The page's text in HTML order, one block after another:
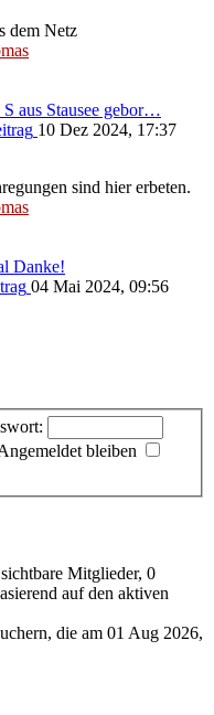
dem Netz
aus Stausee gebor…
10 Dez 2024, 17:37
sind hier erbeten.
Danke!
04 Mai 2024, 09:56
bleiben
Mitglieder, 0
auf den aktiven
die am 01 Aug 2026,